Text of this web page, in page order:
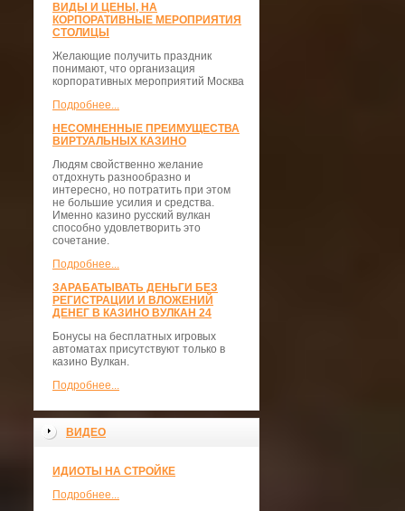
ВИДЫ И ЦЕНЫ, НА
КОРПОРАТИВНЫЕ МЕРОПРИЯТИЯ
СТОЛИЦЫ
Желающие получить праздник
понимают, что организация
корпоративных мероприятий Москва
Подробнее...
НЕСОМНЕННЫЕ ПРЕИМУЩЕСТВА
ВИРТУАЛЬНЫХ КАЗИНО
Людям свойственно желание
отдохнуть разнообразно и
интересно, но потратить при этом
не большие усилия и средства.
Именно казино русский вулкан
способно удовлетворить это
сочетание.
Подробнее...
ЗАРАБАТЫВАТЬ ДЕНЬГИ БЕЗ
РЕГИСТРАЦИИ И ВЛОЖЕНИЙ
ДЕНЕГ В КАЗИНО ВУЛКАН 24
Бонусы на бесплатных игровых
автоматах присутствуют только в
казино Вулкан.
Подробнее...
ВИДЕО
ИДИОТЫ НА СТРОЙКЕ
Подробнее...